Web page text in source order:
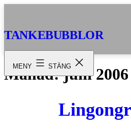
TANKEBUBBLOR
MENY STÄNG
Månad: juni 2006